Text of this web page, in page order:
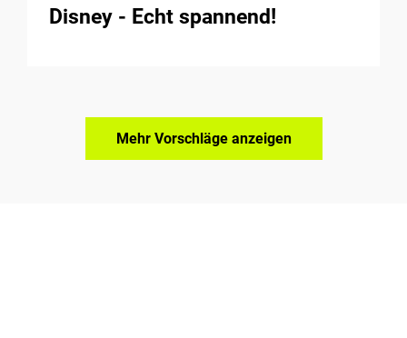
Disney - Echt spannend!
Mehr Vorschläge anzeigen